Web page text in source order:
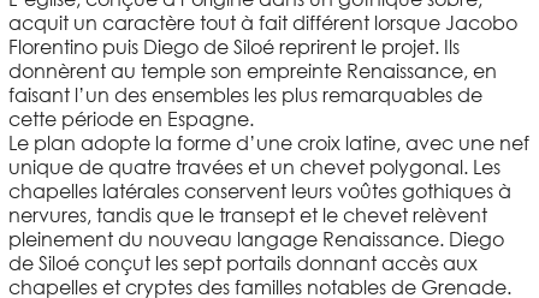
acquit un caractère tout à fait différent lorsque Jacobo
Florentino puis Diego de Siloé reprirent le projet. Ils
donnèrent au temple son empreinte Renaissance, en
faisant l’un des ensembles les plus remarquables de
cette période en Espagne.
Le plan adopte la forme d’une croix latine, avec une nef
unique de quatre travées et un chevet polygonal. Les
chapelles latérales conservent leurs voûtes gothiques à
nervures, tandis que le transept et le chevet relèvent
pleinement du nouveau langage Renaissance. Diego
de Siloé conçut les sept portails donnant accès aux
chapelles et cryptes des familles notables de Grenade.